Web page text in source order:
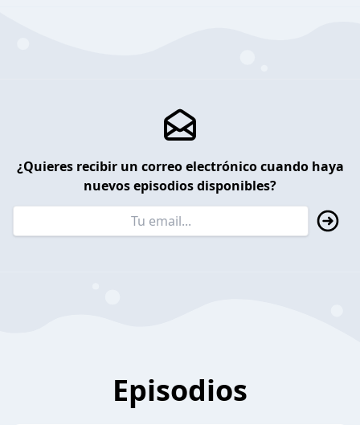
¿Quieres recibir un correo electrónico cuando haya
nuevos episodios disponibles?
Episodios